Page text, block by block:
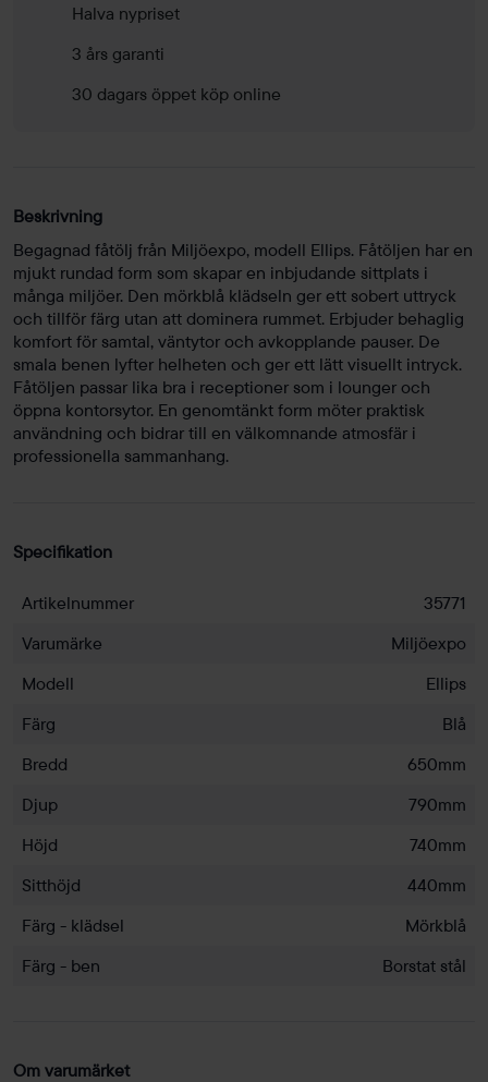
Halva nypriset
3 års garanti
30 dagars öppet köp online
Beskrivning
Begagnad fåtölj från Miljöexpo, modell Ellips. Fåtöljen har en
mjukt rundad form som skapar en inbjudande sittplats i
många miljöer. Den mörkblå klädseln ger ett sobert uttryck
och tillför färg utan att dominera rummet. Erbjuder behaglig
komfort för samtal, väntytor och avkopplande pauser. De
smala benen lyfter helheten och ger ett lätt visuellt intryck.
Fåtöljen passar lika bra i receptioner som i lounger och
öppna kontorsytor. En genomtänkt form möter praktisk
användning och bidrar till en välkomnande atmosfär i
professionella sammanhang.
Specifikation
Artikelnummer
35771
Varumärke
Miljöexpo
Modell
Ellips
Färg
Blå
Bredd
650mm
Djup
790mm
Höjd
740mm
Sitthöjd
440mm
Färg - klädsel
Mörkblå
Färg - ben
Borstat stål
Om varumärket